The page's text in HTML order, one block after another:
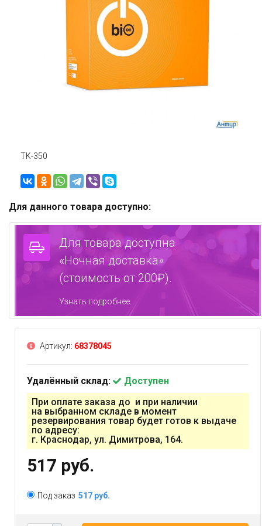
TK-350
Для данного товара доступно:
Для товара доступна
«Ночная доставка»
(стоимость от 200₽).
Узнать подробнее.
Артикул: 68378045
Удалённый склад:
Доступен
При оплате заказа до и при наличии
на выбранном складе в момент
резервирования товар будет готов к выдаче
по адресу:
г. Краснодар, ул. Димитрова, 164.
517 руб.
Под заказ 517 руб.